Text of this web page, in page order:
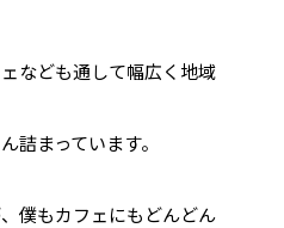
なども通して幅広く地域
詰まっています。
僕もカフェにもどんどん